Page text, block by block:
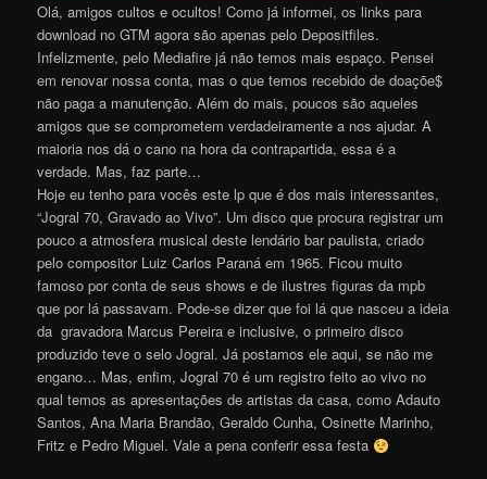
Olá, amigos cultos e ocultos! Como já informei, os links para
download no GTM agora são apenas pelo Depositfiles.
Infelizmente, pelo Mediafire já não temos mais espaço. Pensei
em renovar nossa conta, mas o que temos recebido de doaçõe$
não paga a manutenção. Além do mais, poucos são aqueles
amigos que se comprometem verdadeiramente a nos ajudar. A
maioria nos dá o cano na hora da contrapartida, essa é a
verdade. Mas, faz parte…
Hoje eu tenho para vocês este lp que é dos mais interessantes,
“Jogral 70, Gravado ao Vivo”. Um disco que procura registrar um
pouco a atmosfera musical deste lendário bar paulista, criado
pelo compositor Luiz Carlos Paraná em 1965. Ficou muito
famoso por conta de seus shows e de ilustres figuras da mpb
que por lá passavam. Pode-se dizer que foi lá que nasceu a ideia
da gravadora Marcus Pereira e inclusive, o primeiro disco
produzido teve o selo Jogral. Já postamos ele aqui, se não me
engano… Mas, enfim, Jogral 70 é um registro feito ao vivo no
qual temos as apresentações de artistas da casa, como Adauto
Santos, Ana Maria Brandão, Geraldo Cunha, Osinette Marinho,
Fritz e Pedro Miguel. Vale a pena conferir essa festa